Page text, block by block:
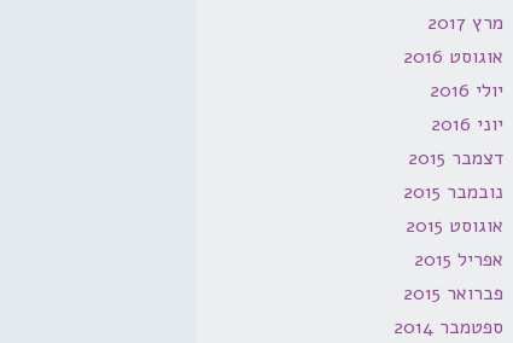
מרץ 2017
אוגוסט 2016
יולי 2016
יוני 2016
דצמבר 2015
נובמבר 2015
אוגוסט 2015
אפריל 2015
פברואר 2015
ספטמבר 2014